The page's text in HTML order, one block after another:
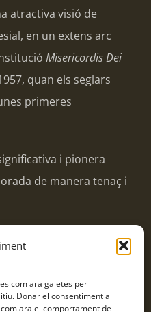
com ara galetes per
Donar el consentiment a
ara el comportament de
atractiva visió de
en un extens arc
Misericordis Dei
quan els seglars
primeres
i pionera
de manera tenaç i
TumblrPinterestEmail: